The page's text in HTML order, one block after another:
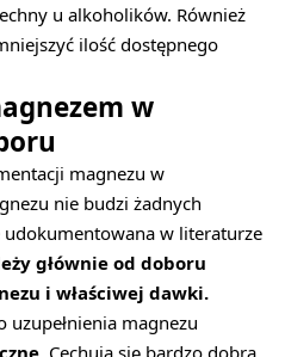
u alkoholików. Również
ilość dostępnego
w
magnezu w
nie budzi żadnych
udokumentowana w literaturze
głównie od doboru
i właściwej dawki.
uzupełnienia magnezu
. Cechują się bardzo dobrą